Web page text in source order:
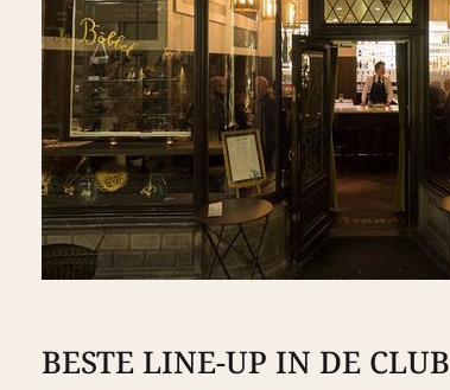
BESTE LINE-UP IN DE CLUB